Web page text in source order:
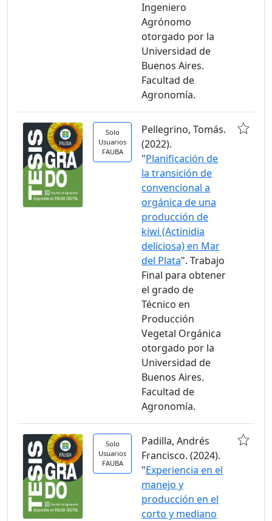
Ingeniero
Agrónomo
otorgado por la
Universidad de
Buenos Aires.
Facultad de
Agronomía.
Solo
Usuarios
FAUBA
Pellegrino, Tomás.
(2022).
"Planificación de
la transición de
convencional a
orgánica de una
producción de
kiwi (Actinidia
deliciosa) en Mar
del Plata". Trabajo
Final para obtener
el grado de
Técnico en
Producción
Vegetal Orgánica
otorgado por la
Universidad de
Buenos Aires.
Facultad de
Agronomía.
Solo
Usuarios
FAUBA
Padilla, Andrés
Francisco. (2024).
"Experiencia en el
manejo y
producción en el
corto y mediano